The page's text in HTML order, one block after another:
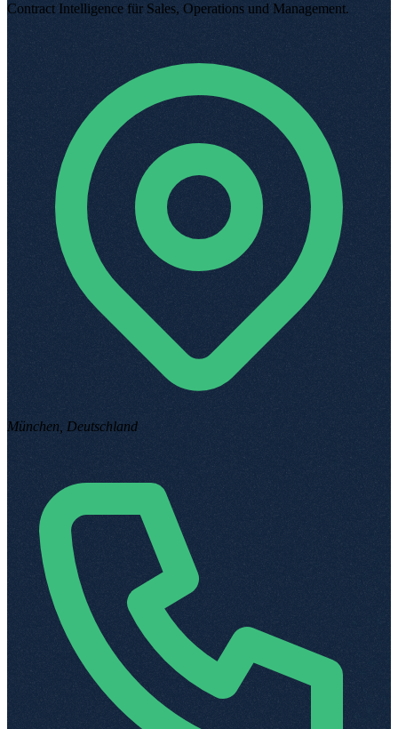
Contract Intelligence für Sales, Operations und Management.
München, Deutschland